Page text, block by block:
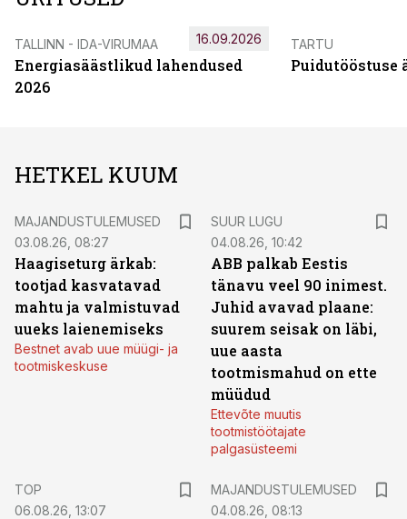
TALLINN - IDA-VIRUMAA
Energiasäästlikud lahendused
2026
16.09.2026 TARTU
Puidutööstuse
HETKEL KUUM
MAJANDUSTULEMUSED
03.08.26, 08:27
Haagiseturg ärkab:
tootjad kasvatavad
mahtu ja valmistuvad
uueks laienemiseks
Bestnet avab uue müügi- ja
tootmiskeskuse
SUUR LUGU
04.08.26, 10:42
ABB palkab Eestis
tänavu veel 90 inimest.
Juhid avavad plaane:
suurem seisak on läbi,
uue aasta
tootmismahud on ette
müüdud
Ettevõte muutis
tootmistöötajate
palgasüsteemi
TOP
06.08.26, 13:07
MAJANDUSTULEMUSED
04.08.26, 08:13